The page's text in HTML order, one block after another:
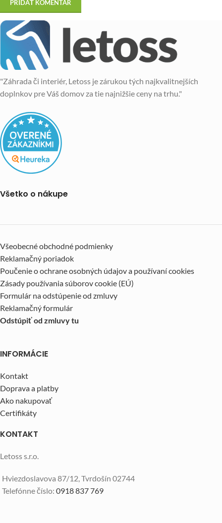
"Záhrada či interiér, Letoss je zárukou tých najkvalitnejších
doplnkov pre Váš domov za tie najnižšie ceny na trhu."
Všetko o nákupe
Všeobecné obchodné podmienky
Reklamačný poriadok
Poučenie o ochrane osobných údajov a používaní cookies
Zásady používania súborov cookie (EÚ)
Formulár na odstúpenie od zmluvy
Reklamačný formulár
Odstúpiť od zmluvy tu
INFORMÁCIE
Kontakt
Doprava a platby
Ako nakupovať
Certifikáty
KONTAKT
Letoss s.r.o.
Hviezdoslavova 87/12, Tvrdošín 02744
Telefónne číslo: 0918 837 769